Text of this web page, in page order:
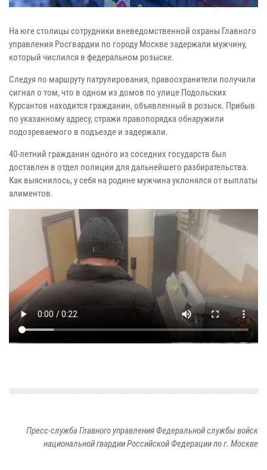
На юге столицы сотрудники вневедомственной охраны Главного
управления Росгвардии по городу Москве задержали мужчину,
который числился в федеральном розыске.
Следуя по маршруту патрулирования, правоохранители получили
сигнал о том, что в одном из домов по улице Подольских
Курсантов находится гражданин, объявленный в розыск. Прибыв
по указанному адресу, стражи правопорядка обнаружили
подозреваемого в подъезде и задержали.
40-летний гражданин одного из соседних государств был
доставлен в отдел полиции для дальнейшего разбирательства.
Как выяснилось, у себя на родине мужчина уклонялся от выплаты
алиментов.
Пресс-служба Главного управления Федеральной службы войск
национальной гвардии Российской Федерации по г. Москве